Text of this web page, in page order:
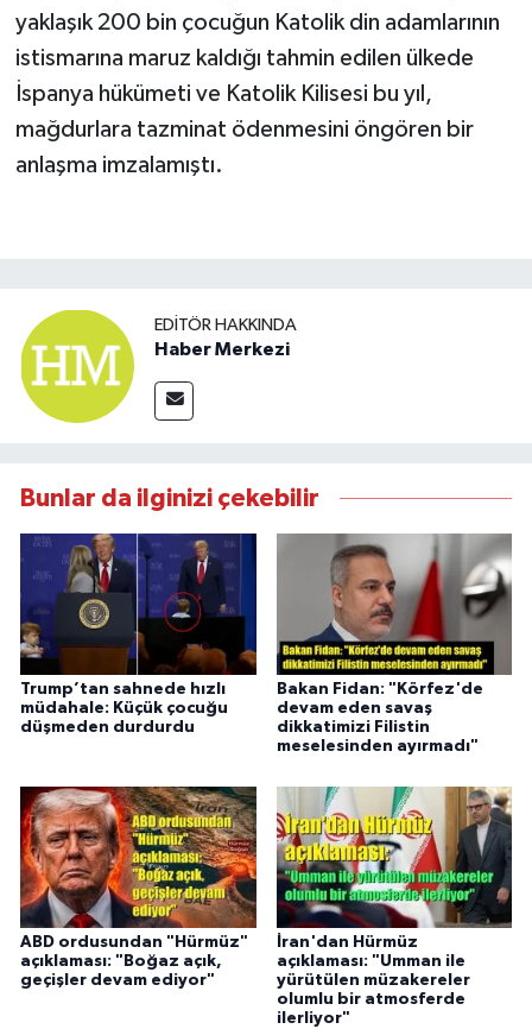
yaklaşık 200 bin çocuğun Katolik din adamlarının
istismarına maruz kaldığı tahmin edilen ülkede
İspanya hükümeti ve Katolik Kilisesi bu yıl,
mağdurlara tazminat ödenmesini öngören bir
anlaşma imzalamıştı.
EDITÖR HAKKINDA
Haber Merkezi
Bunlar da ilginizi çekebilir
Trump’tan sahnede hızlı
müdahale: Küçük çocuğu
düşmeden durdurdu
Bakan Fidan: "Körfez'de
devam eden savaş
dikkatimizi Filistin
meselesinden ayırmadı"
ABD ordusundan "Hürmüz"
açıklaması: "Boğaz açık,
geçişler devam ediyor"
İran'dan Hürmüz
açıklaması: "Umman ile
yürütülen müzakereler
olumlu bir atmosferde
ilerliyor"